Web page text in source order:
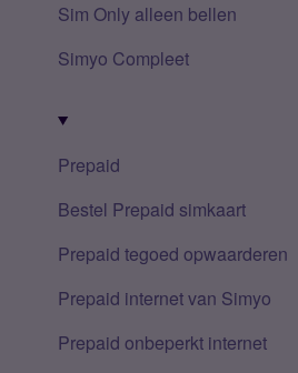
Sim Only alleen bellen
Simyo Compleet
Prepaid
Bestel Prepaid simkaart
Prepaid tegoed opwaarderen
Prepaid internet van Simyo
Prepaid onbeperkt internet